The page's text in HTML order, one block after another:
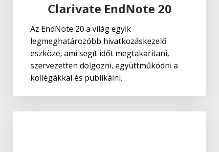
Clarivate EndNote 20
Az EndNote 20 a világ egyik
legmeghatározóbb hivatkozáskezelő
eszköze, ami segít időt megtakarítani,
szervezetten dolgozni, együttműködni a
kollégákkal és publikálni.